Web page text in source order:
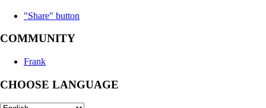
"Share" button
COMMUNITY
Frank
CHOOSE LANGUAGE